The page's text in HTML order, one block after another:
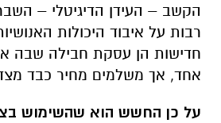
הקשב – העידן הדיגיטלי –
רבות על איבוד היכולות
חדישות הן עסקת חבילה שבה
אחד, אך משלמים מחיר כבד
על כן החשש הוא שהשימוש